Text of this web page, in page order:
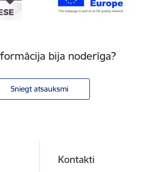
bija noderīga?
Sniegt atsauksmi
Kontakti